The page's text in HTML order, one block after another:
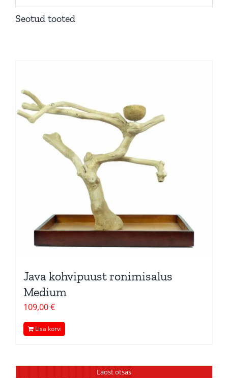
Seotud tooted
Java kohvipuust ronimisalus
Medium
109,00€
Lisa korvi
Laost otsas